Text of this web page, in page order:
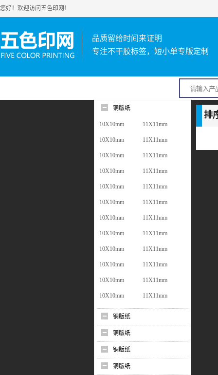
您好！欢迎访问五色印网！
品质留给时间来证明
专注不干胶标签，短小单专版定制
铜版纸
10X10mm 11X11mm
10X10mm 11X11mm
10X10mm 11X11mm
10X10mm 11X11mm
10X10mm 11X11mm
10X10mm 11X11mm
10X10mm 11X11mm
10X10mm 11X11mm
10X10mm 11X11mm
10X10mm 11X11mm
10X10mm 11X11mm
10X10mm 11X11mm
铜版纸
铜版纸
铜版纸
铜版纸
排